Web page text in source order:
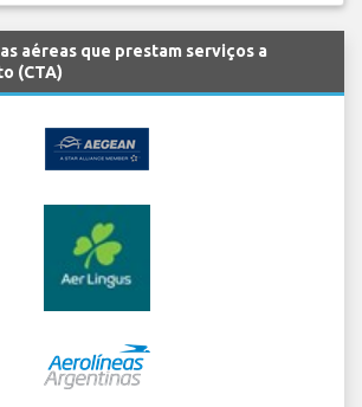
aéreas que prestam serviços a
(CTA)